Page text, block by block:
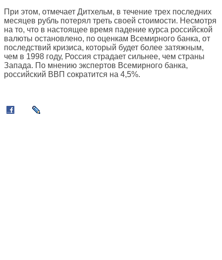
При этом, отмечает Дитхельм, в течение трех последних
месяцев рубль потерял треть своей стоимости. Несмотря
на то, что в настоящее время падение курса российской
валюты остановлено, по оценкам Всемирного банка, от
последствий кризиса, который будет более затяжным,
чем в 1998 году, Россия страдает сильнее, чем страны
Запада. По мнению экспертов Всемирного банка,
российский ВВП сократится на 4,5%.